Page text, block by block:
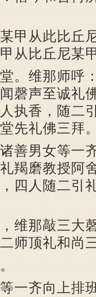
从此比丘
从比丘尼某
维那师呼
磬声至诚礼
执香，随二
先礼佛三拜
男女等一
羯磨教授阿
四人随二引
那敲三大
师顶礼和尚
齐向上排